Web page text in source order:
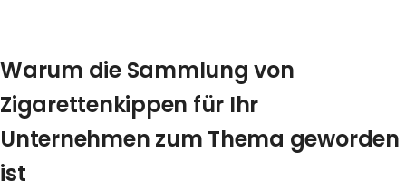
Warum die Sammlung von
Zigarettenkippen für Ihr
Unternehmen zum Thema geworden
ist